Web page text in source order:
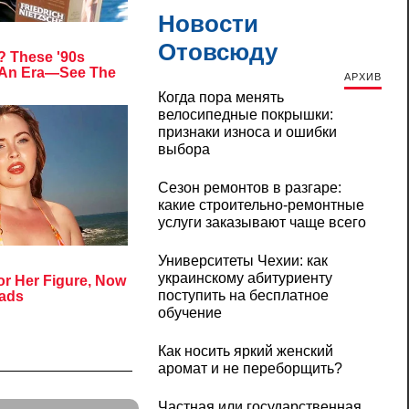
Новости
Отовсюду
АРХИВ
Когда пора менять
велосипедные покрышки:
признаки износа и ошибки
выбора
Сезон ремонтов в разгаре:
какие строительно-ремонтные
услуги заказывают чаще всего
Университеты Чехии: как
украинскому абитуриенту
поступить на бесплатное
обучение
Как носить яркий женский
аромат и не переборщить?